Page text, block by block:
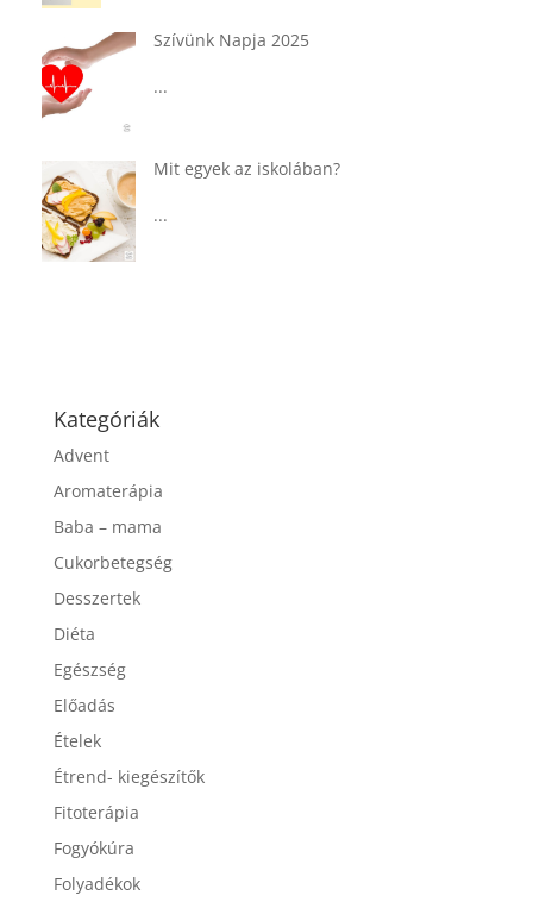
Tárkonyos csirkeragu leves
Kategóriák
Előadás
Ételek